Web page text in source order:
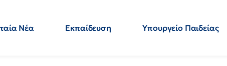
Νέα Εκπαίδευση Υπουργείο Παιδείας